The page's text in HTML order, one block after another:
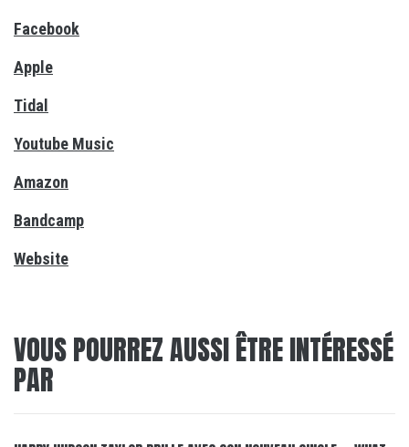
Facebook
Apple
Tidal
Youtube Music
Amazon
Bandcamp
Website
VOUS POURREZ AUSSI ÊTRE INTÉRESSÉ
PAR